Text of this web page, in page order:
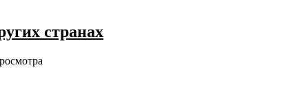
странах